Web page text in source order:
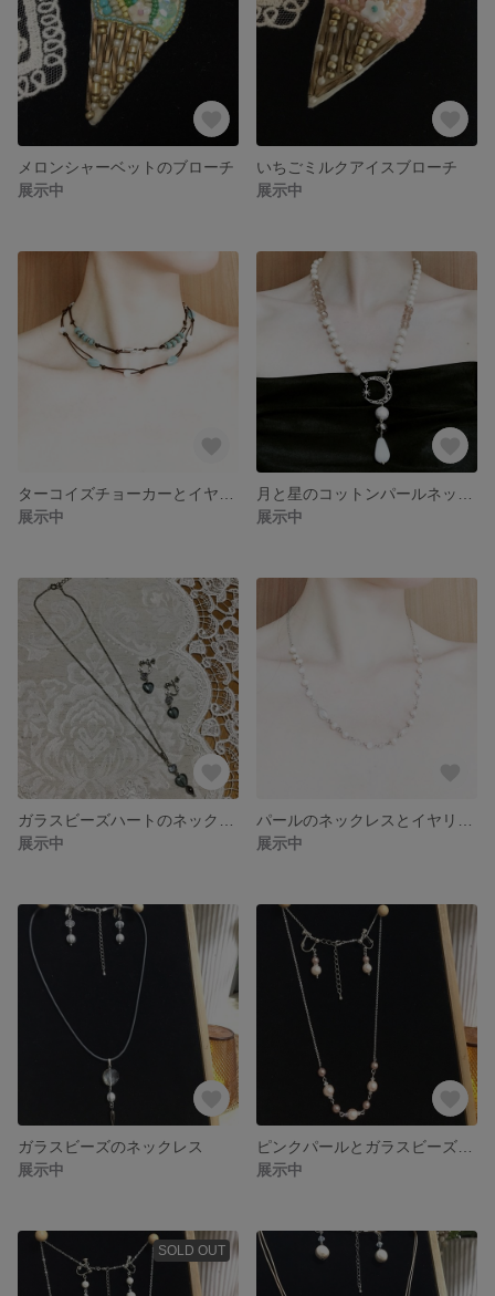
メロンシャーベットのブローチ
展示中
いちごミルクアイスブローチ
展示中
展示中
展示中
展示中
展示中
ガラスビーズのネックレス
展示中
展示中
SOLD OUT